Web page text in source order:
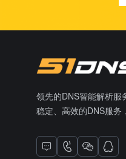
领先的DNS智能解析服
稳定、高效的DNS服务